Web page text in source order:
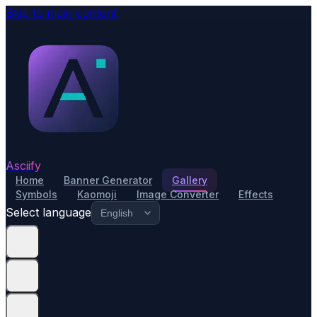
Skip to main content
Asciify
Home Banner Generator
Gallery
Symbols
Kaomoji Image Converter Effects
Select language